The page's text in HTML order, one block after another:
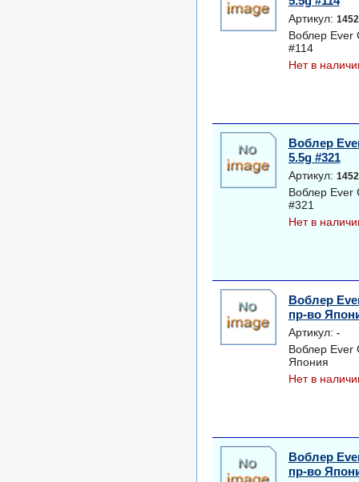
Артикул:
Воблер Ever
#114
Нет в
Воблер
5.5g #321
Артикул:
Воблер Ever
#321
Нет в
Воблер
пр-во
Артикул: -
Воблер Ever
Япония
Нет в
Воблер
пр-во